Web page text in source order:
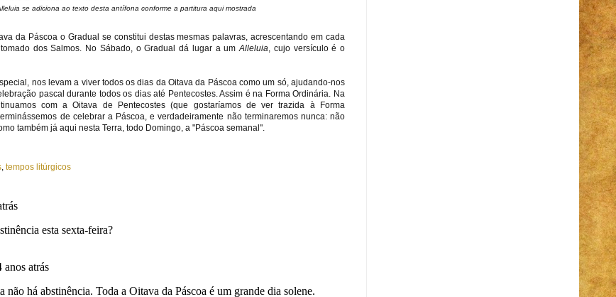
se adiciona ao texto desta antífona conforme a partitura aqui mostrada
da Páscoa o Gradual se constitui destas mesmas palavras, acrescentando em cada
dos Salmos. No Sábado, o Gradual dá lugar a umAlleluia , cujo versículo é o
nos levam a viver todos os dias da Oitava da Páscoa como um só, ajudando-nos
pascal durante todos os dias até Pentecostes. Assim é na Forma Ordinária. Na
com a Oitava de Pentecostes (que gostaríamos de ver trazida à Forma
de celebrar a Páscoa, e verdadeiramente não terminaremos nunca: não
também já aqui nesta Terra, todo Domingo, a "Páscoa semanal".
tempos litúrgicos